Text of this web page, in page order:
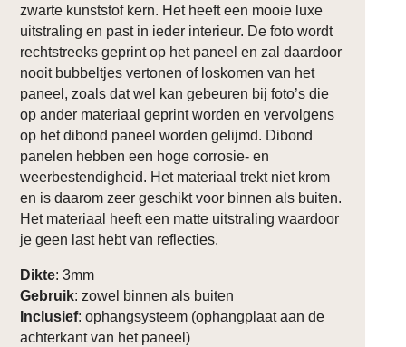
zwarte kunststof kern. Het heeft een mooie luxe
uitstraling en past in ieder interieur. De foto wordt
rechtstreeks geprint op het paneel en zal daardoor
nooit bubbeltjes vertonen of loskomen van het
paneel, zoals dat wel kan gebeuren bij foto’s die
op ander materiaal geprint worden en vervolgens
op het dibond paneel worden gelijmd. Dibond
panelen hebben een hoge corrosie- en
weerbestendigheid. Het materiaal trekt niet krom
en is daarom zeer geschikt voor binnen als buiten.
Het materiaal heeft een matte uitstraling waardoor
je geen last hebt van reflecties.
Dikte: 3mm
Gebruik: zowel binnen als buiten
Inclusief: ophangsysteem (ophangplaat aan de
achterkant van het paneel)